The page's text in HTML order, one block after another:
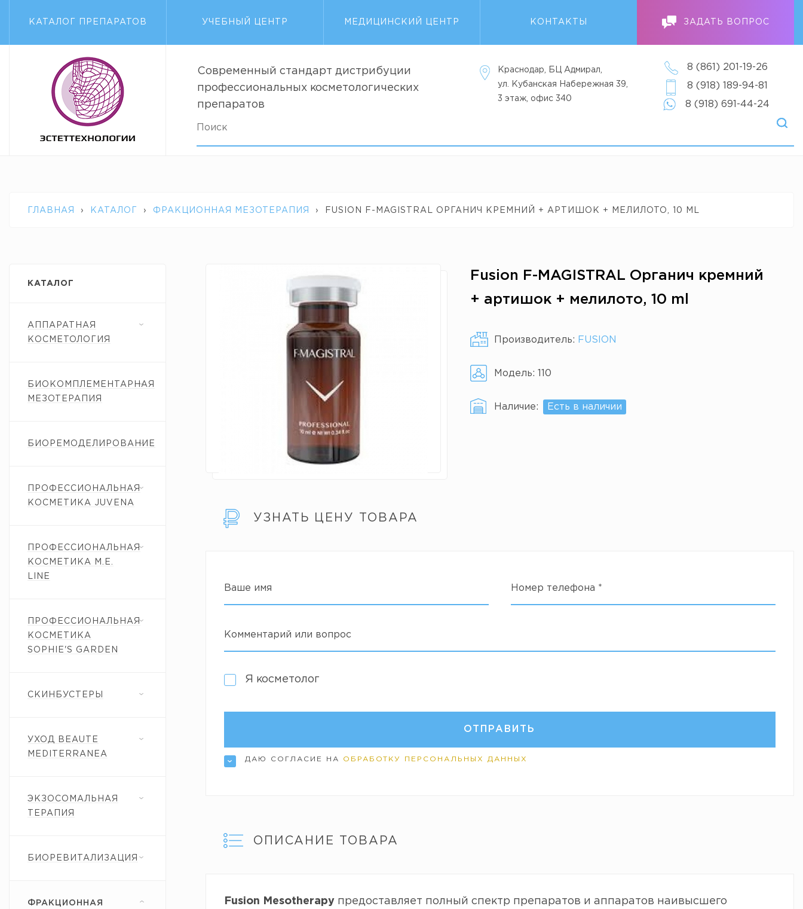
КАТАЛОГ ПРЕПАРАТОВ УЧЕБНЫЙ ЦЕНТР МЕДИЦИНСКИЙ ЦЕНТР КОНТАКТЫ ЗАДАТЬ ВОПРОС
Современный стандарт дистрибуции
профессиональных косметологических
препаратов
Краснодар, БЦ Адмирал,
ул. Кубанская Набережная 39,
3 этаж, офис 340
8 (861) 201-19-26
8 (918) 189-94-81
8 (918) 691-44-24
ГЛАВНАЯ › КАТАЛОГ › ФРАКЦИОННАЯ МЕЗОТЕРАПИЯ › FUSION F-MAGISTRAL ОРГАНИЧ КРЕМНИЙ + АРТИШОК + МЕЛИЛОТО, 10 ML
КАТАЛОГ
АППАРАТНАЯ
КОСМЕТОЛОГИЯ
БИОКОМПЛЕМЕНТАРНАЯ
МЕЗОТЕРАПИЯ
БИОРЕМОДЕЛИРОВАНИЕ
ПРОФЕССИОНАЛЬНАЯ
КОСМЕТИКА JUVENA
ПРОФЕССИОНАЛЬНАЯ
КОСМЕТИКА M.E.
LINE
ПРОФЕССИОНАЛЬНАЯ
КОСМЕТИКА
SOPHIE'S GARDEN
СКИНБУСТЕРЫ
УХОД BEAUTE
MEDITERRANEA
ЭКЗОСОМАЛЬНАЯ
ТЕРАПИЯ
БИОРЕВИТАЛИЗАЦИЯ
ФРАКЦИОННАЯ
Fusion F-MAGISTRAL Органич кремний
+ артишок + мелилото, 10 ml
Производитель: FUSION
Модель: 110
Наличие: Есть в наличии
УЗНАТЬ ЦЕНУ ТОВАРА
Ваше имя Номер телефона *
Комментарий или вопрос
Я косметолог
ДАЮ СОГЛАСИЕ НА ОБРАБОТКУ ПЕРСОНАЛЬНЫХ ДАННЫХ
ОПИСАНИЕ ТОВАРА
Fusion Mesotherapyпредоставляет полный спектр препаратов и аппаратов наивысшего